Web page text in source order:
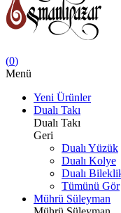
(0)
Menü
Yeni Ürünler
Dualı Takı
Dualı Takı
Geri
Dualı Yüzük
Dualı Kolye
Dualı
Tümünü Gör
Mührü Süleyman